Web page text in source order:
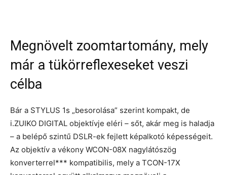
Megnövelt zoomtartomány, mely
már a tükörreflexeseket veszi
célba
Bár a STYLUS 1s „besorolása” szerint kompakt, de
i.ZUIKO DIGITAL objektívje eléri – sőt, akár meg is haladja
– a belépő szintű DSLR-ek fejlett képalkotó képességeit.
Az objektív a vékony WCON-08X nagylátószög
konverterrel*** kompatibilis, mely a TCON-17X